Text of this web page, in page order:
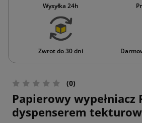
Wysyłka 24h
Zwrot do 30 dni
(0)
Papierowy wypełniacz
dyspenserem